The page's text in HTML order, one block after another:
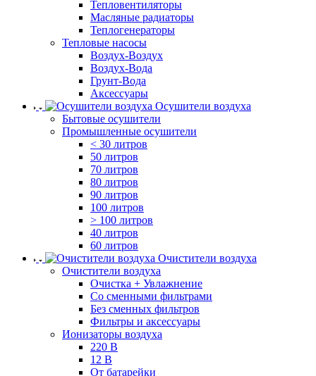
Тепловентиляторы
Масляные радиаторы
Теплогенераторы
Тепловые насосы
Воздух-Воздух
Воздух-Вода
Грунт-Вода
Аксессуары
Осушители воздуха
Бытовые осушители
Промышленные осушители
< 30 литров
50 литров
70 литров
80 литров
90 литров
100 литров
> 100 литров
40 литров
60 литров
Очистители воздуха
Очистители воздуха
Очистка + Увлажнение
Cо сменными фильтрами
Без сменных фильтров
Фильтры и аксессуары
Ионизаторы воздуха
220 В
12 В
От батарейки